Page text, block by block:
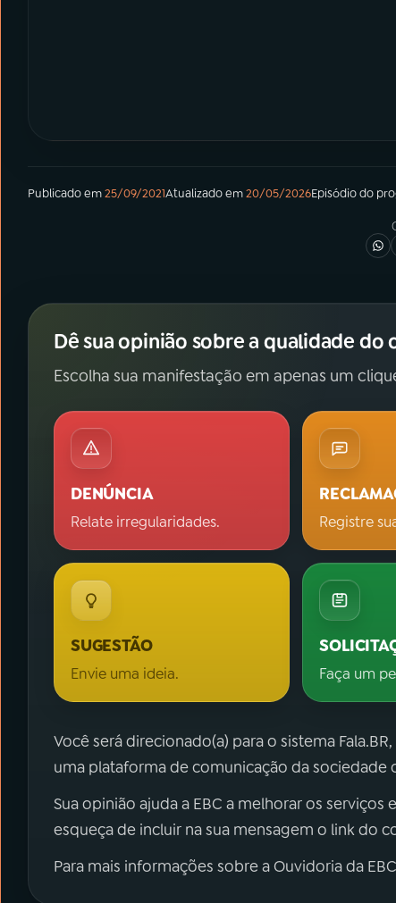
Publicado em25/09/2021Atualizado em20/05/2026Episódiodo
Dê sua opinião sobre a qualidade do
Escolha sua manifestação em apenas um
DENÚNCIA
Relate irregularidades. Registre
SUGESTÃO
Envie uma ideia. Faça um
Você será direcionado(a) para o sistema
uma plataforma de comunicação da sociedade
Sua opinião ajuda a EBC a melhorar os
esqueça de incluir na sua mensagem o link do
Para mais informações sobre a Ouvidoria da